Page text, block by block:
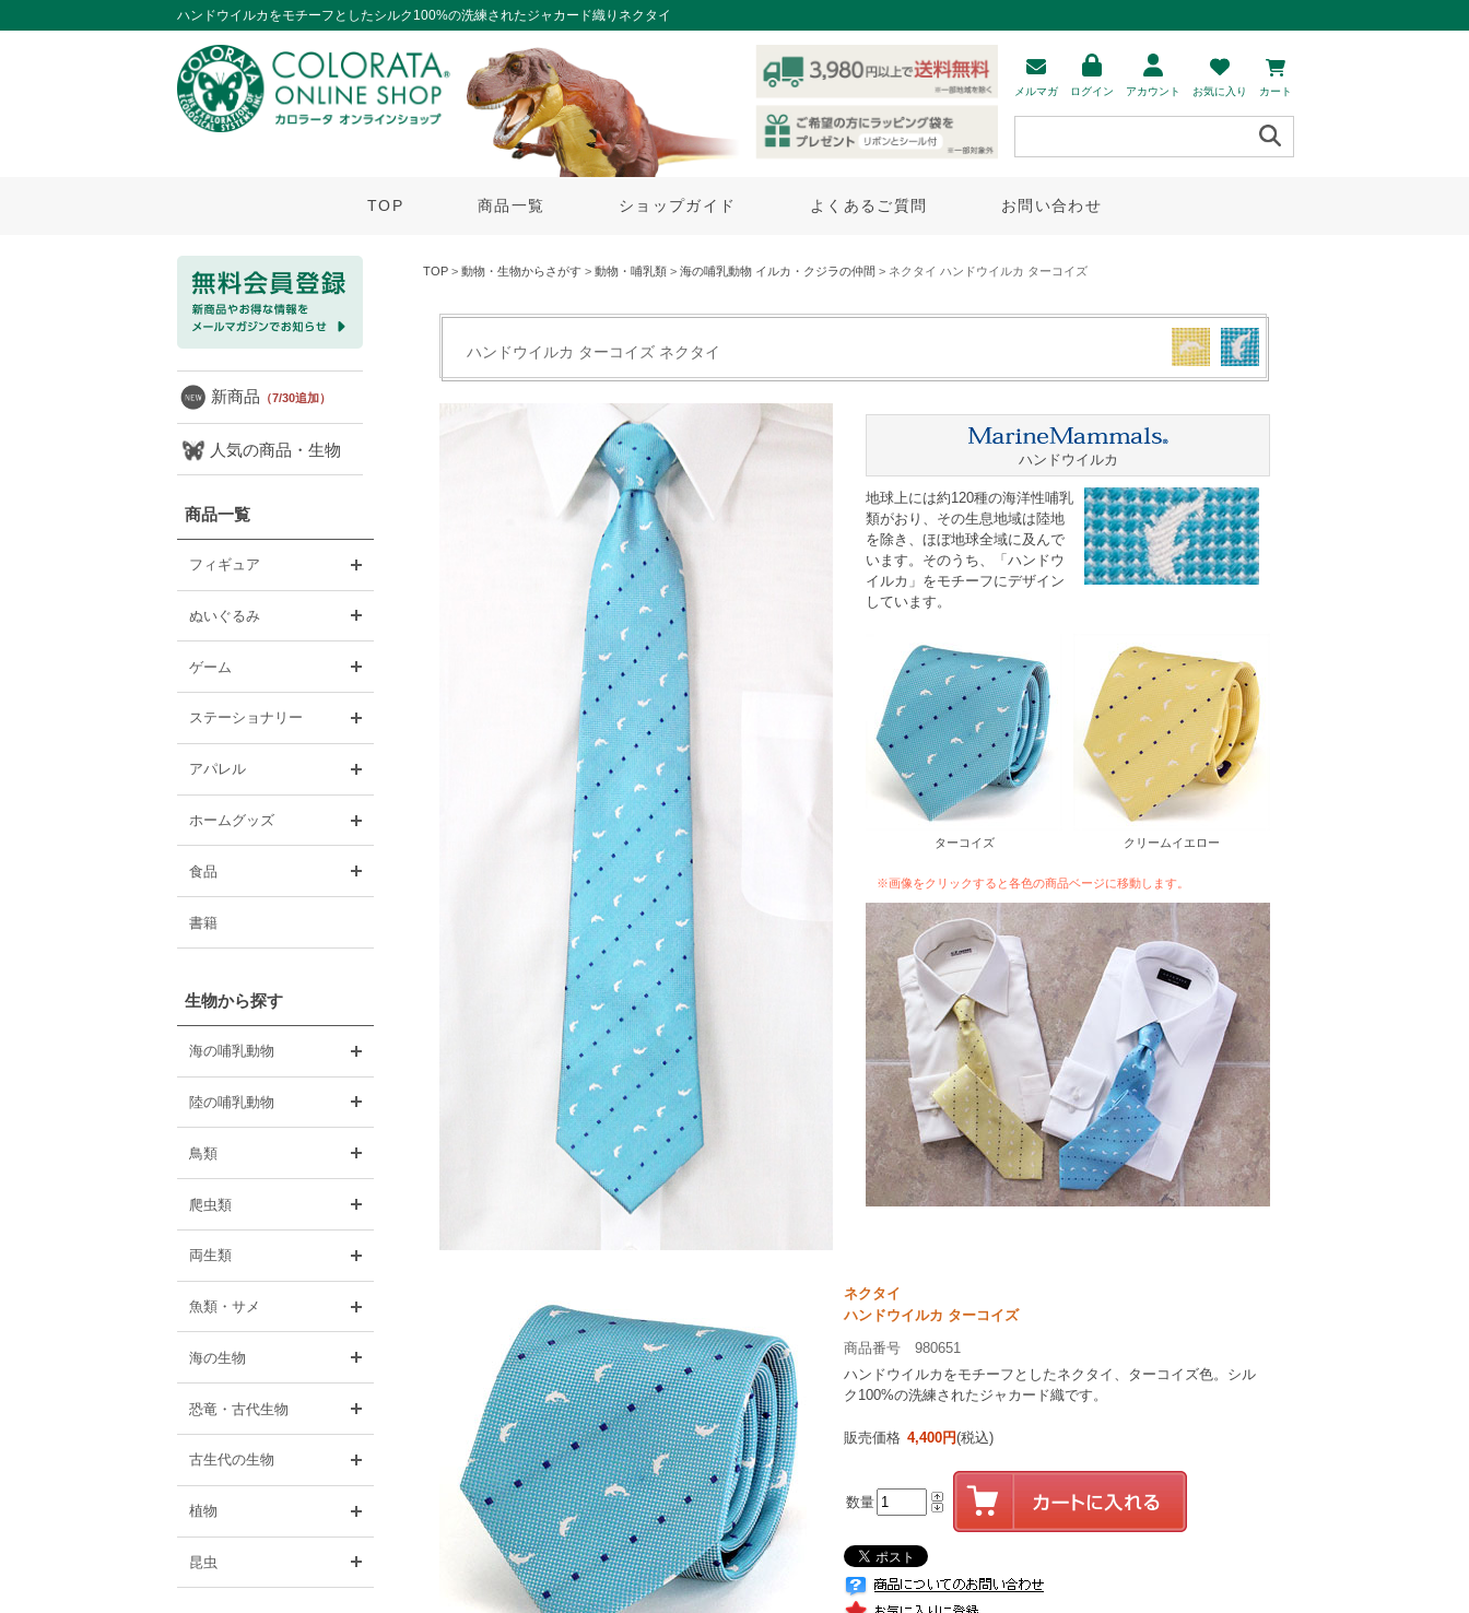
ハンドウイルカをモチーフとしたシルク100%の洗練されたジャカード織りネクタイ
メルマガ ログイン アカウント お気に入り カート
TOP 商品一覧 ショップガイド よくあるご質問 お問い合わせ
新商品 （7/30追加）
人気の商品・生物
商品一覧
フィギュア
ぬいぐるみ
ゲーム
ステーショナリー
アパレル
ホームグッズ
食品
書籍
生物から探す
海の哺乳動物
陸の哺乳動物
鳥類
爬虫類
両生類
魚類・サメ
海の生物
恐竜・古代生物
古生代の生物
植物
昆虫
TOP > 動物・生物からさがす > 動物・哺乳類 > 海の哺乳動物 イルカ・クジラの仲間 > ネクタイ ハンドウイルカ ターコイズ
ハンドウイルカ ターコイズ ネクタイ
ハンドウイルカ
地球上には約120種の海洋性哺乳
類がおり、その生息地域は陸地
を除き、ほぼ地球全域に及んで
います。そのうち、「ハンドウ
イルカ」をモチーフにデザイン
しています。
ターコイズ クリームイエロー
※画像をクリックすると各色の商品ベージに移動します。
ネクタイ
ハンドウイルカ ターコイズ
商品番号 980651
ハンドウイルカをモチーフとしたネクタイ、ターコイズ色。シル
ク100%の洗練されたジャカード織です。
販売価格 4,400円(税込)
数量